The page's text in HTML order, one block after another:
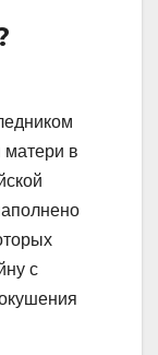
матери в
с